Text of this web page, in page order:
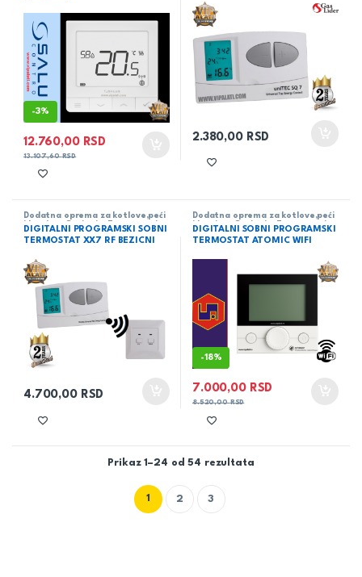
-3%
12.760,00 RSD
13.107,60RSD
2.380,00 RSD
Dodatna oprema za kotlove,peći
i kamine , Grejanje, Termostati
DIGITALNI PROGRAMSKI SOBNI
TERMOSTAT XX7 RF BEZICNI
4.700,00 RSD
Dodatna oprema za kotlove,peći
i kamine , Grejanje ,Termostati
DIGITALNI SOBNI PROGRAMSKI
TERMOSTAT ATOMIC WIFI
-18%
7.000,00 RSD
8.520,00RSD
Prikaz 1–24 od 54 rezultata
1 2 3